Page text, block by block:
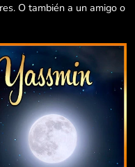
O también a un amigo o